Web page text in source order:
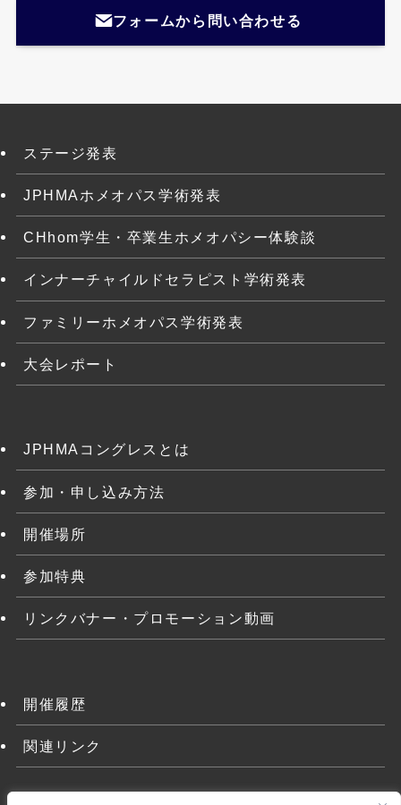
フォームから問い合わせる
ステージ発表
JPHMAホメオパス学術発表
CHhom学生・卒業生ホメオパシー体験談
インナーチャイルドセラピスト学術発表
ファミリーホメオパス学術発表
大会レポート
JPHMAコングレスとは
参加・申し込み方法
開催場所
参加特典
リンクバナー・プロモーション動画
開催履歴
関連リンク